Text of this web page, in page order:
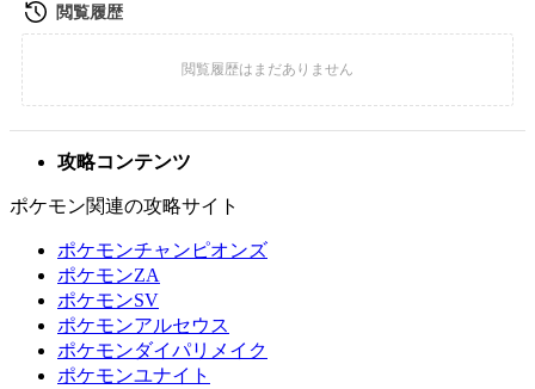
攻略コンテンツ
ポケモン関連の攻略サイト
ポケモンチャンピオンズ
ポケモンZA
ポケモンSV
ポケモンアルセウス
ポケモンダイパリメイク
ポケモンユナイト